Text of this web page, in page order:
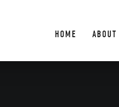
HOME ABOUT